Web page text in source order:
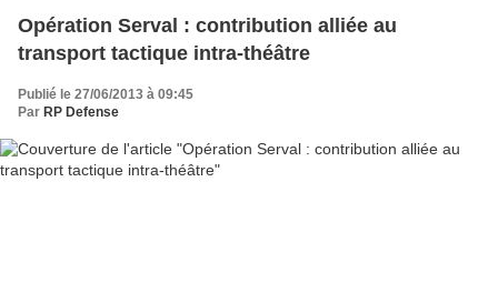
Opération Serval : contribution alliée au
transport tactique intra-théâtre
Publié le 27/06/2013 à 09:45
Par RP Defense